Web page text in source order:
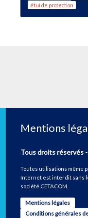
étui de protection
Mentions
Tous droits réservés
Toutes utilisations même
Internet est interdit sans
société CETACOM.
Mentions légales
Conditions générales